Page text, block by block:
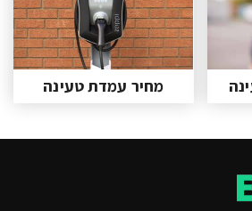
מחיר עמדת טעינה